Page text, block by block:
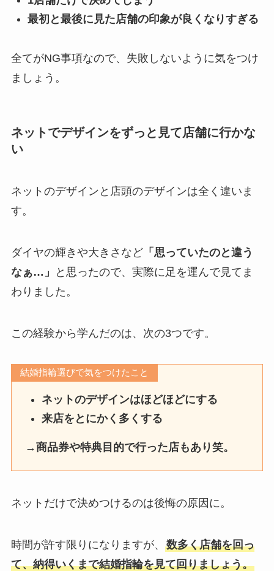
最初と最後に見た店舗の印象が良くなりすぎる
全てがNG事項なので、失敗しないように気をつけ
ましょう。
ネットでデザインをずっと見て店舗に行かな
い
ネットのデザインと店頭のデザインは全く違いま
す。
ダイヤの輝きや大きさなど「思っていたのと違う
なぁ…」
と思ったので、実際に足を運んで見てま
わりました。
この経験から学んだのは、次の3つです。
結婚指輪選びで気をつけたこと
ネットのデザインはほどほどにする
来店をとにかく多くする
→商品券や特典目的で行った店もあり笑。
ネットだけで決めつけるのは後悔の原因に。
時間が許す限りになりますが、 数多く店舗を回っ
て、納得いくまで結婚指輪を見て回りましょう。